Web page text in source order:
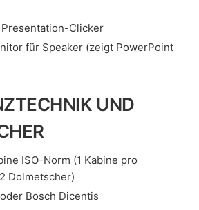
Presentation-Clicker
für Speaker (zeigt PowerPoint
UND
ISO-Norm (1 Kabine pro
Dolmetscher)
Bosch Dicentis